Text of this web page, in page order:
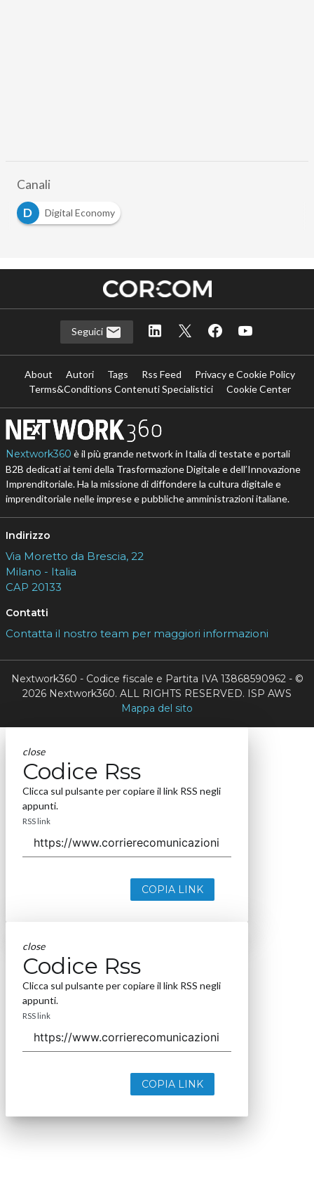
Canali
D
Digital Economy
Seguici
About Autori Tags Rss Feed
Privacy e Cookie Policy
Terms&Conditions Contenuti Specialistici
Cookie Center
Nextwork360 è il più grande network in Italia di testate e portali
B2B dedicati ai temi della Trasformazione Digitale e dell’Innovazione
Imprenditoriale. Ha la missione di diffondere la cultura digitale e
imprenditoriale nelle imprese e pubbliche amministrazioni italiane.
Indirizzo
Via Moretto da Brescia, 22
Milano - Italia
CAP 20133
Contatti
Contatta il nostro team per maggiori informazioni
Nextwork360 - Codice fiscale e Partita IVA 13868590962 - ©
2026 Nextwork360. ALL RIGHTS RESERVED. ISP AWS
Mappa del sito
close
Codice Rss
Clicca sul pulsante per copiare il link RSS negli
appunti.
RSS link
COPIA LINK
close
Codice Rss
Clicca sul pulsante per copiare il link RSS negli
appunti.
RSS link
COPIA LINK